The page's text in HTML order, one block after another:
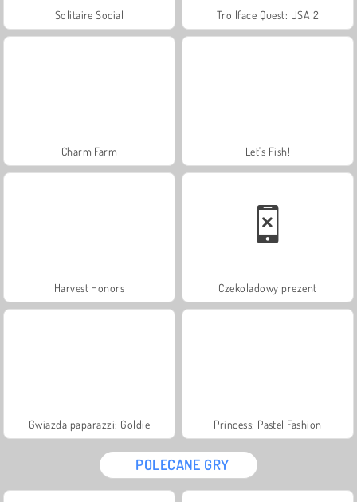
Solitaire Social Trollface Quest: USA 2
Charm Farm Let's Fish!
Harvest Honors Czekoladowy prezent
Gwiazda paparazzi: Goldie Princess: Pastel Fashion
POLECANE GRY